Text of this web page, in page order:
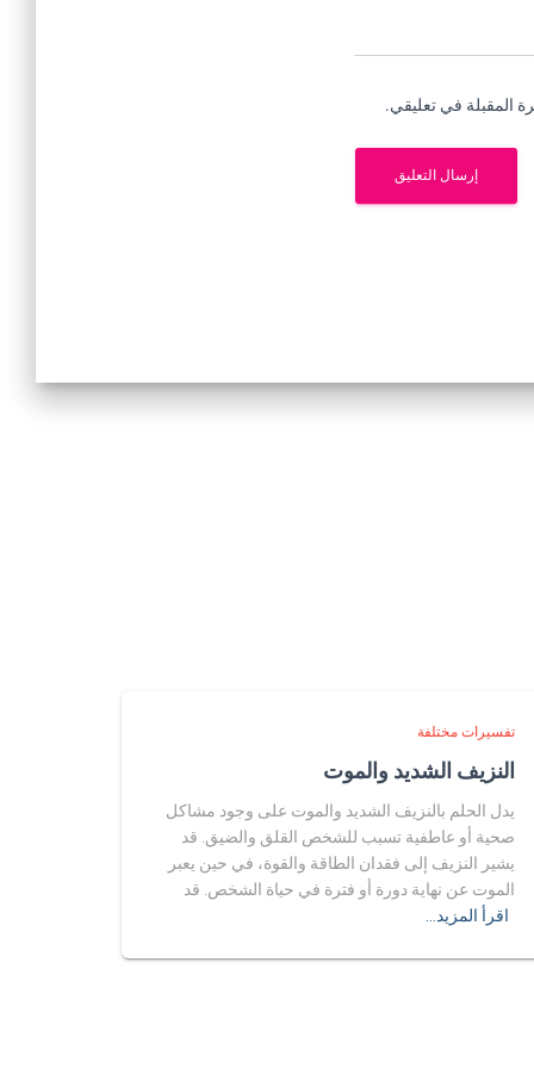
المقبلة في تعليقي.
تفسيرات مختلفة
النزيف الشديد والموت
يدل الحلم بالنزيف الشديد والموت على وجود مشاكل
صحية أو عاطفية تسبب للشخص القلق والضيق. قد
يشير النزيف إلى فقدان الطاقة والقوة، في حين يعبر
الموت عن نهاية دورة أو فترة في حياة الشخص. قد
اقرأ المزيد…